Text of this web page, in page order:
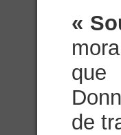
«
que
de